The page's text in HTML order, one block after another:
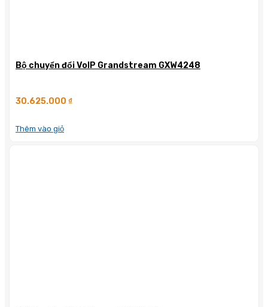
Bộ chuyển đổi VoIP Grandstream GXW4248
30.625.000 ₫
Thêm vào giỏ